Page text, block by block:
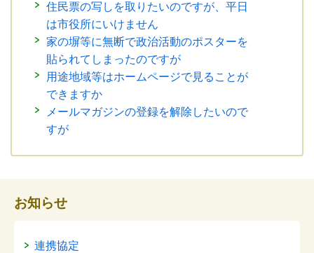
住民票の写しを取りたいのですが、平日
は市役所にいけません
家の塀等に無断で政治活動のポスターを
貼られてしまったのですが
用途地域等はホームページで見ることが
できますか
メールマガジンの登録を解除したいので
すが
お知らせ
連携協定